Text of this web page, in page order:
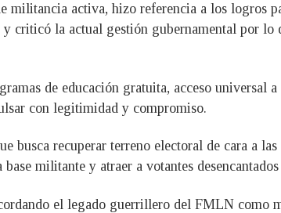
militancia activa, hizo referencia a los logros
criticó la actual gestión gubernamental por lo
de educación gratuita, acceso universal
con legitimidad y compromiso.
recuperar terreno electoral de cara a
militante y atraer a votantes
el legado guerrillero del FMLN como